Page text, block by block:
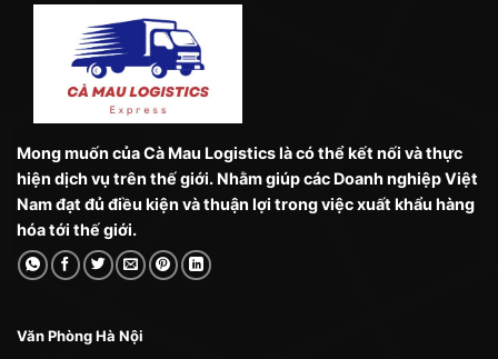
Mong muốn của Cà Mau Logistics là có thể kết nối và thực
hiện dịch vụ trên thế giới. Nhằm giúp các Doanh nghiệp Việt
Nam đạt đủ điều kiện và thuận lợi trong việc xuất khẩu hàng
hóa tới thế giới.
Văn Phòng Hà Nội